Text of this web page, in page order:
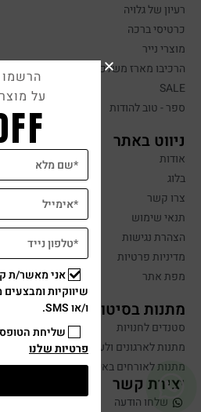
רעיון של גלויה
כרטיסי ברכה
מוצרי נייר
הרכיבו מארז משלכם
SALE
ספר - טוב להודות
ניווט באתר
אודות
בלוג
צרו קשר
תנאי שימוש
הצהרת נגישות
מדיניות פרטיות
מפת אתר
מתנות בסיטונאות
סטנדים לחנויות
מתנות לארגונים ולעובדים
מתנות לאורחים באירועים
יצירת קשר
שלחו הודעה
הרשמו
על
אני מאשר/ת
ו/או SMS.
שליחת
פרטיות שלנו